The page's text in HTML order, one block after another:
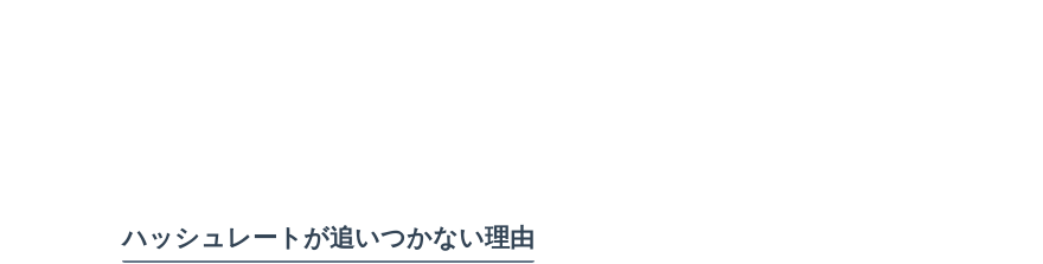
ハッシュレートが追いつかない理由